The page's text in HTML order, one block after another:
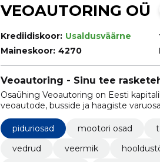
VEOAUTORING OÜ
Krediidiskoor: Usaldusväärne
Maineskoor: 4270
Veoautoring - Sinu tee
Osaühing Veoautoring on Eesti
veoautode, busside ja haagiste
piduriosad mootori osad
vedrud
veermik